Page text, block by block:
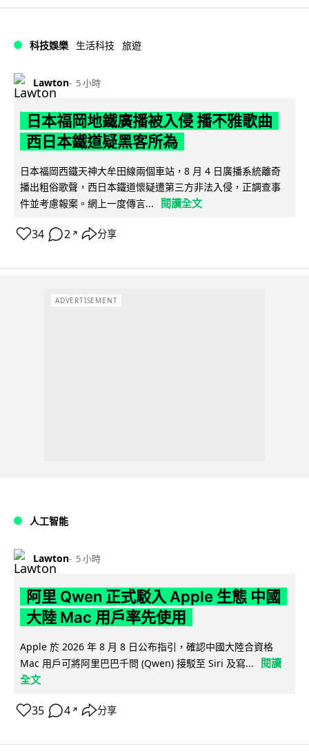
科技娛樂 生活科技 旅遊
Lawton 5 小時
日本福岡地鐵廣播被入侵 播不雅歌曲
西日本鐵道疑黑客所為
日本福岡西鐵天神大牟田線兩個車站，8 月 4 日廣播系統離奇
播出粗俗歌聲，西日本鐵道懷疑遭第三方非法入侵，正調查事
件並考慮報案。網上一度傳言...
閱讀全文
34 2 ↗ 分享
ADVERTISEMENT
人工智能
Lawton 5 小時
阿里 Qwen 正式駁入 Apple 生態 中國
大陸 Mac 用戶率先使用
Apple 於 2026 年 8 月 8 日公布指引，確認中國大陸合資格
Mac 用戶可將阿里巴巴千問 (Qwen) 接駁至 Siri 及寫...
閱讀
全文
35 4 ↗ 分享